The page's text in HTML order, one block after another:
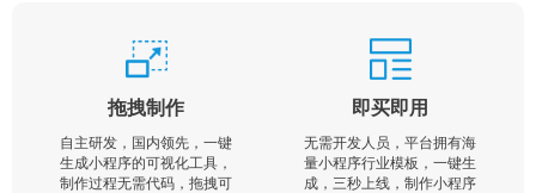
拖拽制作
自主研发，国内领先，一键
生成小程序的可视化工具，
制作过程无需代码，拖拽可
即买即用
无需开发人员，平台拥有海
量小程序行业模板，一键生
成，三秒上线，制作小程序